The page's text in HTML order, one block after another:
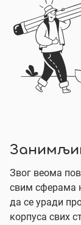
Звог веома
свим сферама
да се уради
корпуса свих